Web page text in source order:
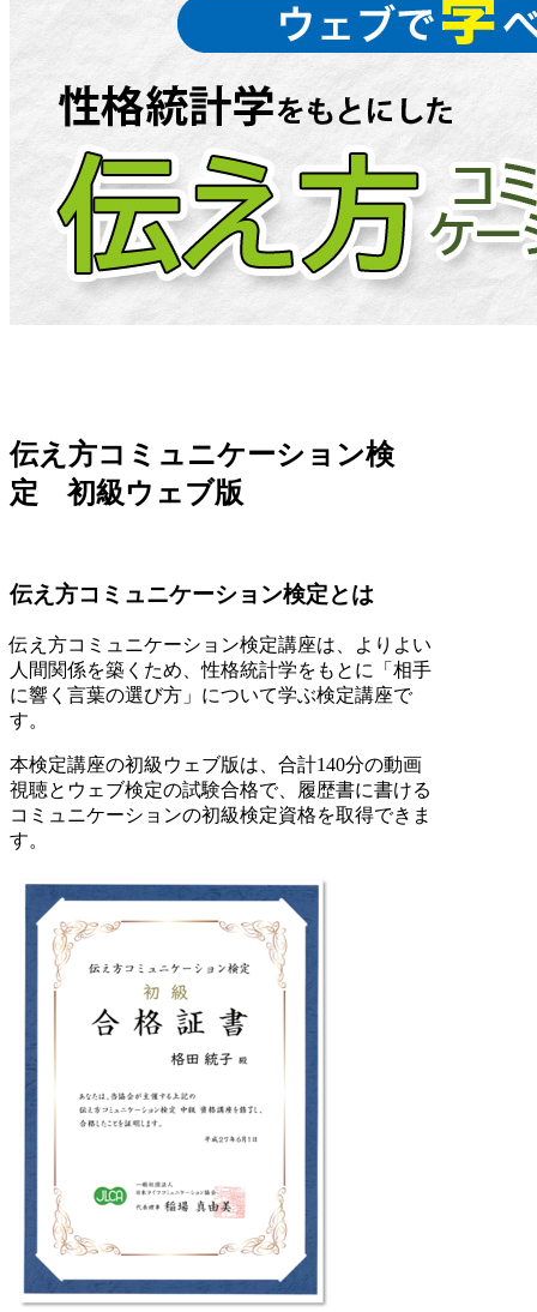
伝え方コミュニケーション検
定 初級ウェブ版
伝え方コミュニケーション検定とは
伝え方コミュニケーション検定講座は、
よりよい
人間関係を築くため、性格統計学をもとに「相手
に響く言葉の選び方」について学ぶ検定講座で
す。
本検定講座の初級ウェブ版は、合計140分の動画
視聴とウェブ検定の試験合格で、履歴書に書ける
コミュニケーションの初級検定資格を取得できま
す。